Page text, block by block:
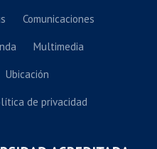
Comunicaciones
Multimedia
Ubicación
de privacidad